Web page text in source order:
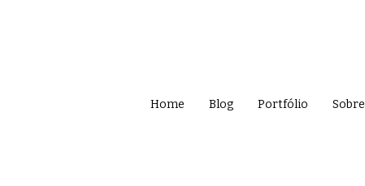
Home Blog Portfólio Sobre